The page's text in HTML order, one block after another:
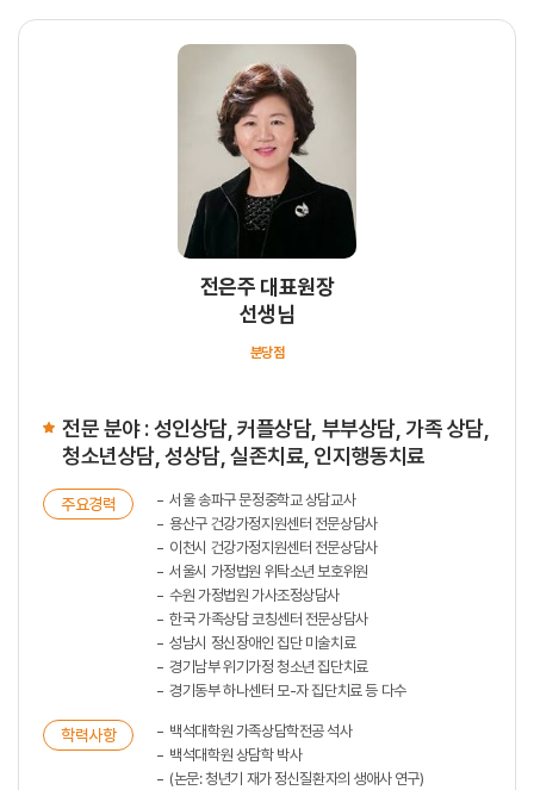
전은주 대표원장
선생님
분당점
전문 분야 : 성인상담, 커플상담, 부부상담, 가족 상담,
청소년상담, 성상담, 실존치료, 인지행동치료
주요경력
서울 송파구 문정중학교 상담교사
용산구 건강가정지원센터 전문상담사
이천시 건강가정지원센터 전문상담사
서울시 가정법원 위탁소년 보호위원
수원 가정법원 가사조정상담사
한국 가족상담 코칭센터 전문상담사
성남시 정신장애인 집단 미술치료
경기남부 위기가정 청소년 집단치료
경기동부 하나센터 모-자 집단치료 등 다수
학력사항
백석대학원 가족상담학전공 석사
백석대학원 상담학 박사
(논문: 청년기 재가 정신질환자의 생애사 연구)